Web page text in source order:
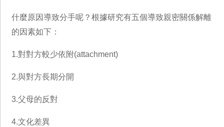
什麼原因導致分手呢？根據研究有五個導致親密關係解離
的因素如下：
1.對對方較少依附(attachment)
2.與對方長期分開
3.父母的反對
4.文化差異